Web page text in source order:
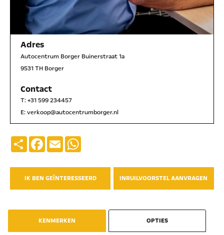
Adres
Autocentrum Borger Buinerstraat 1a
9531 TH Borger
Contact
T:+31 599 234457
E:verkoop@autocentrumborger.nl
DeelFacebook
Email
IK BEN GEÏNTERESSEERD INRUILVOORSTEL AANVRAGEN
KENMERKEN OPTIES